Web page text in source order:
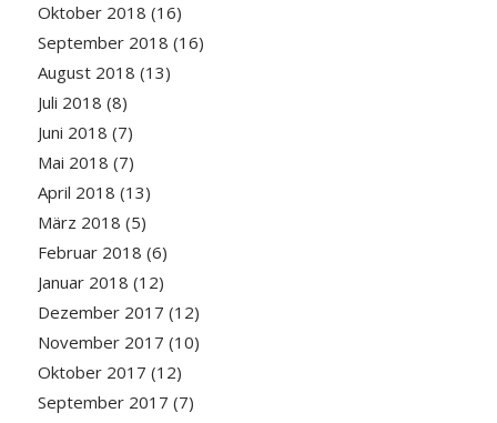
Oktober 2018 (16)
September 2018 (16)
August 2018 (13)
Juli 2018 (8)
Juni 2018 (7)
Mai 2018 (7)
April 2018 (13)
März 2018 (5)
Februar 2018 (6)
Januar 2018 (12)
Dezember 2017 (12)
November 2017 (10)
Oktober 2017 (12)
September 2017 (7)